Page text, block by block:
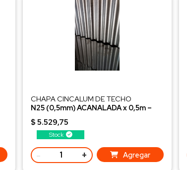
Stock
CHAPA CINCALUM DE TECHO
N25 (0,5mm) ACANALADA x 0,5m –
Seleccionada 2DA
$ 5.529,75
- + Agregar